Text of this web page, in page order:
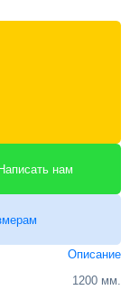
Написать нам
Описание
1200 мм.